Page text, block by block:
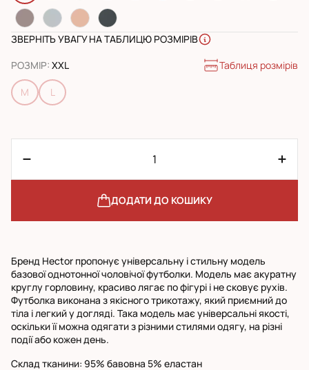
ЗВЕРНІТЬ УВАГУ НА ТАБЛИЦЮ РОЗМІРІВ
РОЗМІР: XXL Таблиця розмірів
M L
ДОДАТИ ДО КОШИКУ
Бренд Hector пропонує універсальну і стильну модель
базової однотонної чоловічої футболки. Модель має акуратну
круглу горловину, красиво лягає по фігурі і не сковує рухів.
Футболка виконана з якісного трикотажу, який приємний до
тіла і легкий у догляді. Така модель має універсальні якості,
оскільки її можна одягати з різними стилями одягу, на різні
події або кожен день.
Склад тканини: 95% бавовна 5% еластан